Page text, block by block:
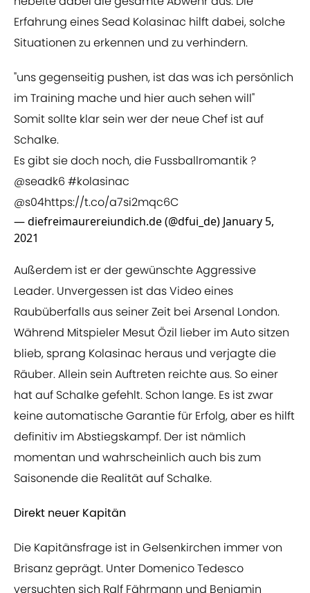
Erfahrung eines Sead Kolasinac hilft dabei, solche
Situationen zu erkennen und zu verhindern.
"uns gegenseitig pushen, ist das was ich persönlich
im Training mache und hier auch sehen will"
Somit sollte klar sein wer der neue Chef ist auf
Schalke.
Es gibt sie doch noch, die Fussballromantik ?
@seadk6 #kolasinac
@s04https://t.co/a7si2mqc6C
— diefreimaurereiundich.de (@dfui_de) January 5,
2021
Außerdem ist er der gewünschte Aggressive
Leader. Unvergessen ist das Video eines
Raubüberfalls aus seiner Zeit bei Arsenal London.
Während Mitspieler Mesut Özil lieber im Auto sitzen
blieb, sprang Kolasinac heraus und verjagte die
Räuber. Allein sein Auftreten reichte aus. So einer
hat auf Schalke gefehlt. Schon lange. Es ist zwar
keine automatische Garantie für Erfolg, aber es hilft
definitiv im Abstiegskampf. Der ist nämlich
momentan und wahrscheinlich auch bis zum
Saisonende die Realität auf Schalke.
Direkt neuer Kapitän
Die Kapitänsfrage ist in Gelsenkirchen immer von
Brisanz geprägt. Unter Domenico Tedesco
versuchten sich Ralf Fährmann und Benjamin